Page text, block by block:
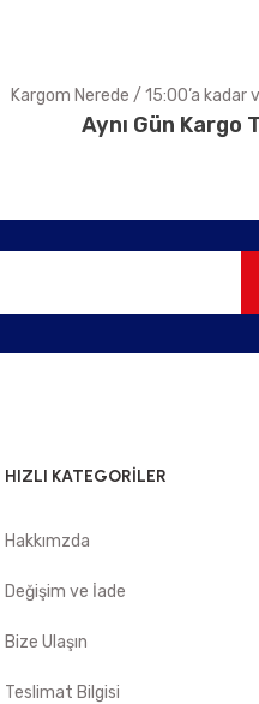
Kargom Nerede / 15:00’a kadar
Aynı Gün Kargo
HIZLI KATEGORİLER
Hakkımzda
Değişim ve İade
Bize Ulaşın
Teslimat Bilgisi